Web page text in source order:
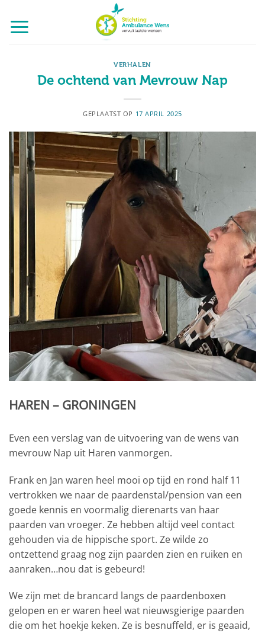
naar
inhoud
VERHALEN
De ochtend van Mevrouw Nap
GEPLAATST OP 17 APRIL 2025
HAREN – GRONINGEN
Even een verslag van de uitvoering van de wens van
mevrouw Nap uit Haren vanmorgen.
Frank en Jan waren heel mooi op tijd en rond half 11
vertrokken we naar de paardenstal/pension van een
goede kennis en voormalig dierenarts van haar
paarden van vroeger. Ze hebben altijd veel contact
gehouden via de hippische sport. Ze wilde zo
ontzettend graag nog zijn paarden zien en ruiken en
aanraken…nou dat is gebeurd!
We zijn met de brancard langs de paardenboxen
gelopen en er waren heel wat nieuwsgierige paarden
die om het hoekje keken. Ze is besnuffeld, er is geaaid,